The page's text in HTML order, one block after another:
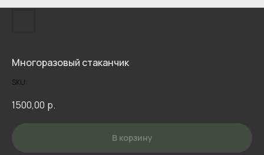
Многоразовый стаканчик
SKU:
1500,00 р.
В корзину